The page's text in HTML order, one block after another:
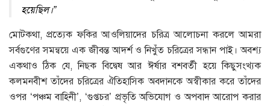
হয়েছিল।”
মােটকথা, প্রত্যেক ফকির আওলিয়াদের চরিত্র আলােচনা করলে আমরা
সর্বগুণের সমন্বয়ে এক জীবন্ত আদর্শ ও নিখুঁত চরিত্রের সন্ধান পাই। অবশ্য
একথাও ঠিক যে, নিছক বিদ্বেষ আর ঈর্ষার বশবর্তী হয়ে কিছুসংখ্যক
কলমনবীশ তাঁদের চরিত্রের ঐতিহাসিক অবদানকে অস্বীকার করে তাঁদের
ওপর ‘পঞ্চম বাহিনী’, ‘গুপ্তচর’ প্রভৃতি অভিযােগ ও অপবাদ আরােপ করার